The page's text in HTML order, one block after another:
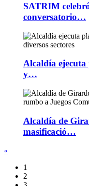
SATRIM
conversatorio…
Alcaldía
y…
Alcaldía de
masificació…
«
1
2